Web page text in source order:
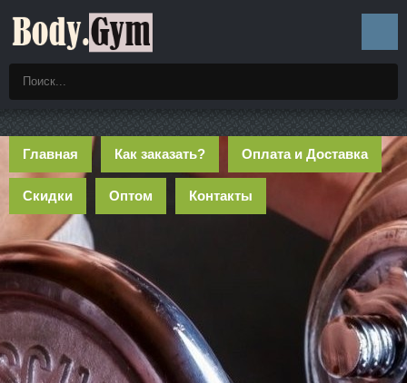
Главная Как заказать? Оплата и Доставка
Скидки Оптом Контакты